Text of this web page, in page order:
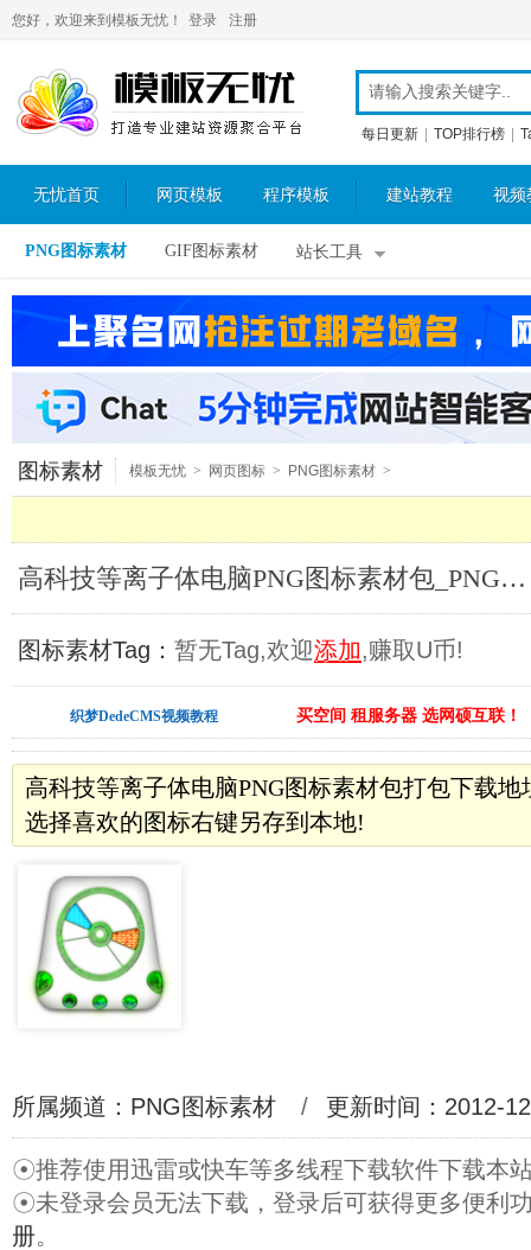
您好，欢迎来到模板无忧！ 登录 注册
每日更新 TOP排行榜
无忧首页 网页模板 程序模板 建站教程 视频
PNG图标素材 GIF图标素材 站长工具
图标素材 模板无忧 > 网页图标 > PNG图标素材 >
高科技等离子体电脑PNG图标素材包_PNG图标素材
图标素材Tag： 暂无Tag,欢迎添加,赚取U币!
织梦DedeCMS视频教程 买空间 租服务器 选网硕互联！
高科技等离子体电脑PNG图标素材包打包下载
选择喜欢的图标右键另存到本地!
所属频道： PNG图标素材 / 更新时间：2012-
☉推荐使用迅雷或快车等多线程下载软件下载本
☉未登录会员无法下载，登录后可获得更多便利
册。